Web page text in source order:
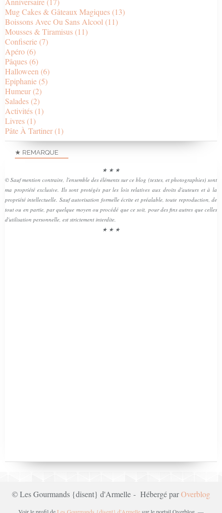
Mug Cakes & Gâteaux Magiques (13)
Boissons Avec Ou Sans Alcool (11)
Mousses & Tiramisus (11)
Confiserie (7)
Apéro (6)
Pâques (6)
Halloween (6)
Epiphanie (5)
Humeur (2)
Salades (2)
Activités (1)
Livres (1)
Pâte À Tartiner (1)
★ REMARQUE
★ ★ ★
© Sauf mention contraire, l'ensemble des éléments sur ce blog (textes, et photographies) sont
ma propriété exclusive. Ils sont protégés par les lois relatives aux droits d'auteurs et à la
propriété intellectuelle. Sauf autorisation formelle écrite et préalable, toute reproduction, de
tout ou en partie, par quelque moyen ou procédé que ce soit, pour des fins autres que celles
d'utilisation personnelle, est strictement interdite.
★ ★ ★
© Les Gourmands {disent} d'Armelle - Hébergé parOverblog